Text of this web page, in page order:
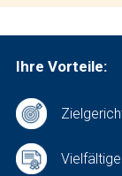
Ihre Vorteile: